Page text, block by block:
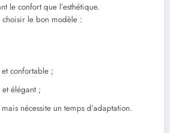
le confort que l’esthétique.
le bon modèle :
confortable ;
élégant ;
nécessite un temps d’adaptation.